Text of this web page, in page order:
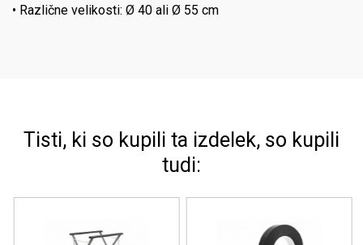
• Različne velikosti: Ø 40 ali Ø 55 cm
Tisti, ki so kupili ta izdelek, so kupili
tudi: